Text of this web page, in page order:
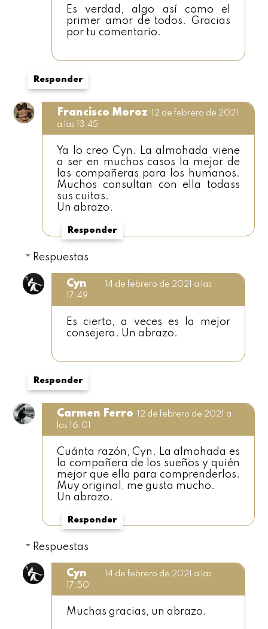
Es verdad, algo así como el
primer amor de todos. Gracias
por tu comentario.
Responder
Francisco Moroz
12 de febrero de 2021
a las 13:45
Ya lo creo Cyn. La almohada viene
a ser en muchos casos la mejor de
las compañeras para los humanos.
Muchos consultan con ella todass
sus cuitas.
Un abrazo.
Responder
Respuestas
Cyn
14 de febrero de 2021 a las
17:49
Es cierto, a veces es la mejor
consejera. Un abrazo.
Responder
Carmen Ferro
12 de febrero de 2021 a
las 16:01
Cuánta razón, Cyn. La almohada es
la compañera de los sueños y quién
mejor que ella para comprenderlos.
Muy original, me gusta mucho.
Un abrazo.
Responder
Respuestas
Cyn
14 de febrero de 2021 a las
17:50
Muchas gracias, un abrazo.